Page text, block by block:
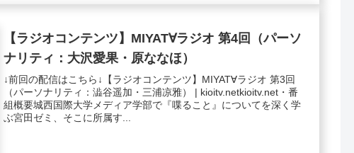
【ラジオコンテンツ】MIYAT∀ラジオ 第4回（パーソ
ナリティ：大沢愛果・原ななほ）
↓前回の配信はこちら↓【ラジオコンテンツ】MIYAT∀ラジオ 第3回
（パーソナリティ：澁谷遥加・三浦凉雅） | kioitv.netkioitv.net・番
組概要城西国際大学メディア学部で『喋ること』についてを深く学
ぶ宮田ゼミ、そこに所属す...